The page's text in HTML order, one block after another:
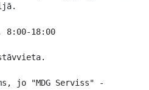
18:00
jo "MDG Serviss" -